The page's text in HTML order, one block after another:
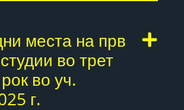
места на прв
во трет
во уч.
г.